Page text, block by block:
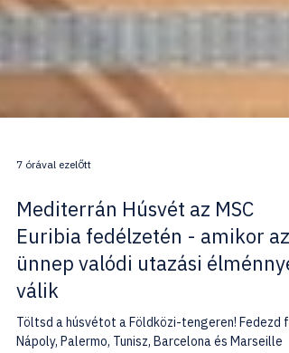
7 órával ezelőtt
Mediterrán Húsvét az MSC
Euribia fedélzetén - amikor az
ünnep valódi utazási élménnyé
válik